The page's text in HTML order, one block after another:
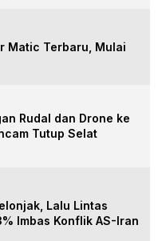
Matic Terbaru, Mulai
Rudal dan Drone ke
Tutup Selat
Lalu Lintas
Imbas Konflik AS-Iran